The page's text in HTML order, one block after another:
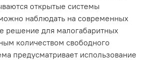
открытые системы
наблюдать на современных
решение для малогабаритных
количеством свободного
предусматривает использование